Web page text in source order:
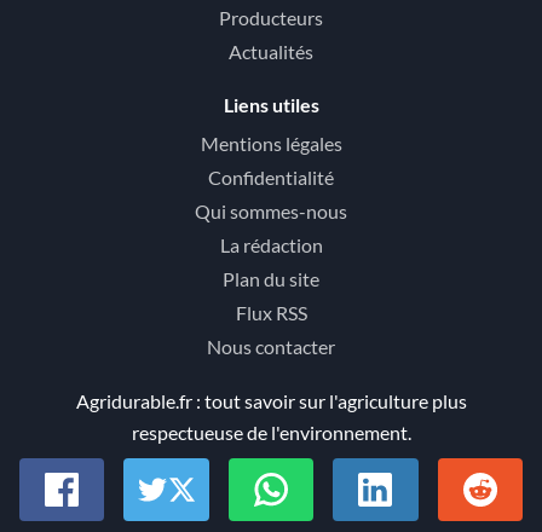
Producteurs
Actualités
Liens utiles
Mentions légales
Confidentialité
Qui sommes-nous
La rédaction
Plan du site
Flux RSS
Nous contacter
Agridurable.fr : tout savoir sur l'agriculture plus
respectueuse de l'environnement.